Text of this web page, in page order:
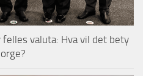
felles valuta: Hva vil det bety